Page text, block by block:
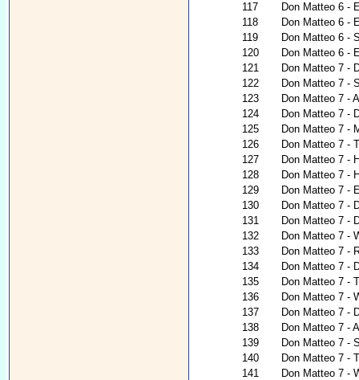
117
Don Matteo 6 -
118
Don Matteo 6 -
119
Don Matteo 6 -
120
Don Matteo 6 -
121
Don Matteo 7 -
122
Don Matteo 7 -
123
Don Matteo 7 -
124
Don Matteo 7 -
125
Don Matteo 7 -
126
Don Matteo 7 -
127
Don Matteo 7 -
128
Don Matteo 7 -
129
Don Matteo 7 -
130
Don Matteo 7 -
131
Don Matteo 7 -
132
Don Matteo 7 -
133
Don Matteo 7 -
134
Don Matteo 7 -
135
Don Matteo 7 -
136
Don Matteo 7 -
137
Don Matteo 7 -
138
Don Matteo 7 -
139
Don Matteo 7 -
140
Don Matteo 7 -
141
Don Matteo 7 -